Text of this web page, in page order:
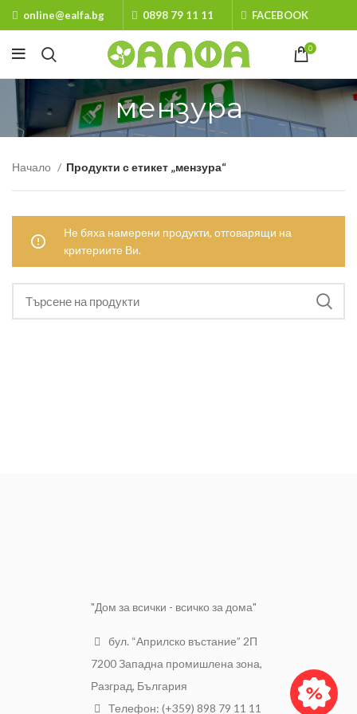
online@ealfa.bg 0898 79 11 11 FACEBOOK
0
мензура
Начало Продукти с етикет „мензура“
Не бяха намерени продукти, отговарящи на
критериите Ви.
"Дом за всички - всичко за дома"
бул. “Априлско въстание” 2П
7200 Западна промишлена зона,
Разград, България
Телефон: (+359) 898 79 11 11